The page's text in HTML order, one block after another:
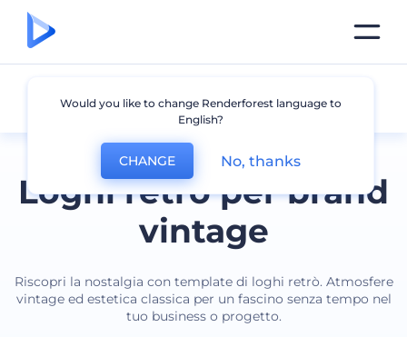
Loghi retrò per brand
vintage
Riscopri la nostalgia con template di loghi retrò. Atmosfere
vintage ed estetica classica per un fascino senza tempo nel
tuo business o progetto.
Retrò
Would you like to change Renderforest language to
English?
CHANGE No, thanks